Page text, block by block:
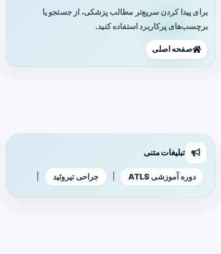
برای پیدا کردن سریع‌تر مطالب پزشکی، از جستجو یا
برچسب‌های پرکاربرد استفاده کنید.
صفحه اصلی
تبلیغات متنی
دوره آموزشی ATLS جراحی تیروئید